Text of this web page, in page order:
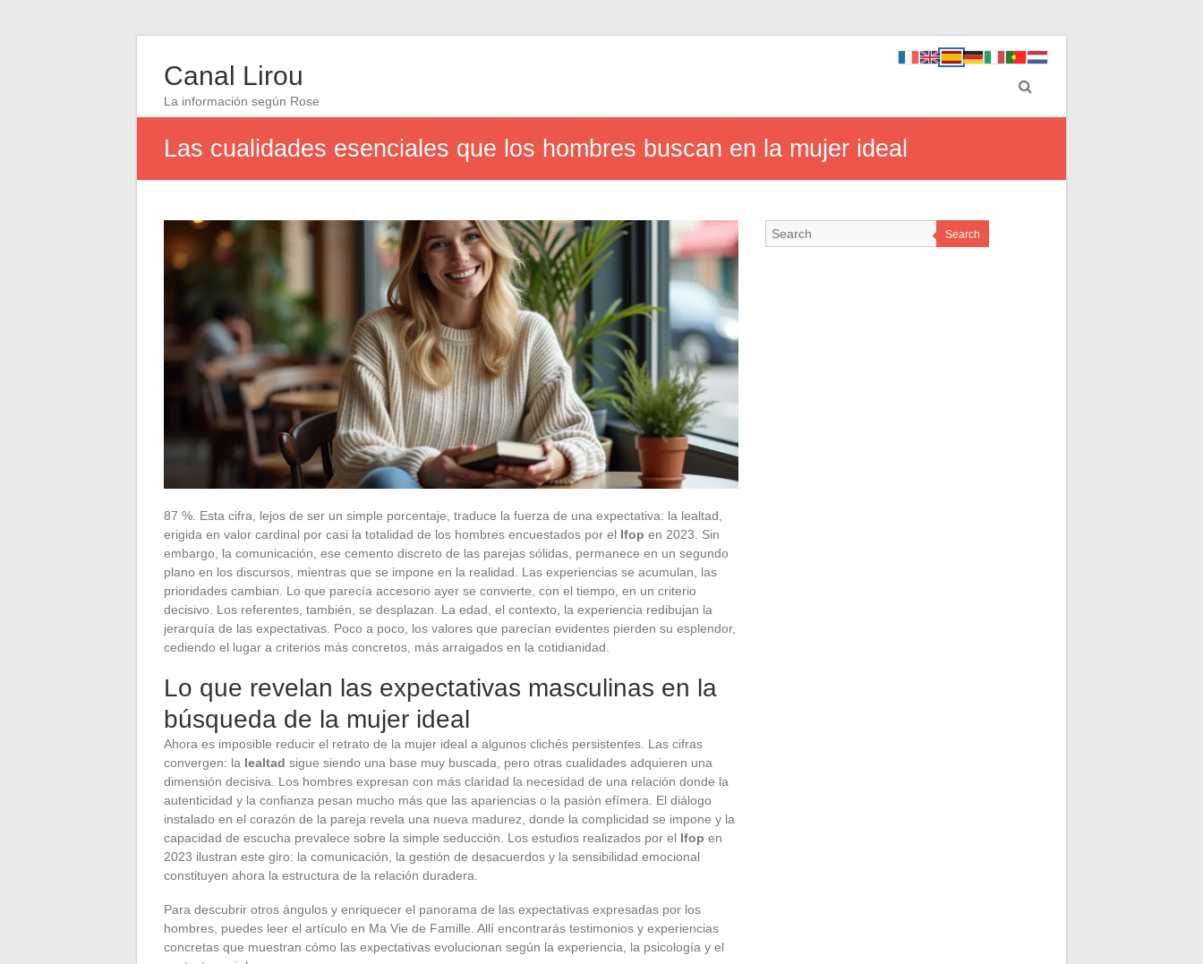
Canal Lirou
La información según Rose
Las cualidades esenciales que los hombres buscan en la mujer ideal
87 %. Esta cifra, lejos de ser un simple porcentaje, traduce la fuerza de una expectativa: la lealtad,
erigida en valor cardinal por casi la totalidad de los hombres encuestados por el Ifop en 2023. Sin
embargo, la comunicación, ese cemento discreto de las parejas sólidas, permanece en un segundo
plano en los discursos, mientras que se impone en la realidad. Las experiencias se acumulan, las
prioridades cambian. Lo que parecía accesorio ayer se convierte, con el tiempo, en un criterio
decisivo. Los referentes, también, se desplazan. La edad, el contexto, la experiencia redibujan la
jerarquía de las expectativas. Poco a poco, los valores que parecían evidentes pierden su esplendor,
cediendo el lugar a criterios más concretos, más arraigados en la cotidianidad.
Lo que revelan las expectativas masculinas en la
búsqueda de la mujer ideal
Ahora es imposible reducir el retrato de la mujer ideal a algunos clichés persistentes. Las cifras
convergen: la lealtad sigue siendo una base muy buscada, pero otras cualidades adquieren una
dimensión decisiva. Los hombres expresan con más claridad la necesidad de una relación donde la
autenticidad y la confianza pesan mucho más que las apariencias o la pasión efímera. El diálogo
instalado en el corazón de la pareja revela una nueva madurez, donde la complicidad se impone y la
capacidad de escucha prevalece sobre la simple seducción. Los estudios realizados por el Ifop en
2023 ilustran este giro: la comunicación, la gestión de desacuerdos y la sensibilidad emocional
constituyen ahora la estructura de la relación duradera.
Para descubrir otros ángulos y enriquecer el panorama de las expectativas expresadas por los
hombres, puedes leer el artículo en Ma Vie de Famille. Allí encontrarás testimonios y experiencias
concretas que muestran cómo las expectativas evolucionan según la experiencia, la psicología y el
Search